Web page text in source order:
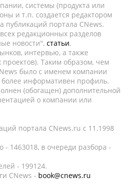
системы (продукта или
и т.п. создается редактором
публикаций портала CNews.
редакционных разделов
новости", статьи,
интервью, а также
Таким образом, чем
было с именем компании
более информативен профиль.
(обогащен) дополнительной
о компании или
портала CNews.ru c 11.1998
1463018, в очереди разбора -
- 199124.
CNews - book@cnews.ru